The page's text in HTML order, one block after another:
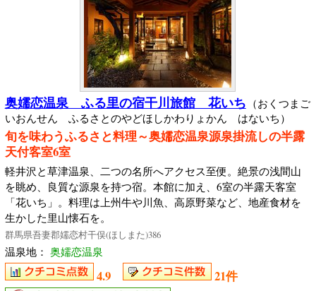
奥嬬恋温泉 ふる里の宿干川旅館 花いち （おくつまご
いおんせん ふるさとのやどほしかわりょかん はないち）
旬を味わうふるさと料理～奥嬬恋温泉源泉掛流しの半露
天付客室6室
軽井沢と草津温泉、二つの名所へアクセス至便。絶景の浅間山
を眺め、良質な源泉を持つ宿。本館に加え、6室の半露天客室
「花いち」。料理は上州牛や川魚、高原野菜など、地産食材を
生かした里山懐石を。
群馬県吾妻郡嬬恋村干俣(ほしまた)386
温泉地： 奥嬬恋温泉
4.9
21件